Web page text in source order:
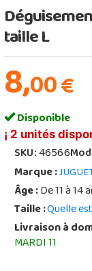
taille L
8,00€
Disponible
¡ 2 unités
SKU:46566
Marque :
Âge :De 11 à 14
Taille :Quelle
Livraison à
MARDI 11